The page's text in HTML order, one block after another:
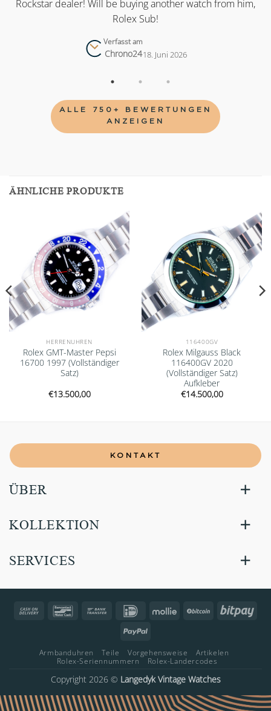
Rockstar dealer! Will be buying another watch from him,
Rolex Sub!
Verfasst am
Chrono2418. Juni 2026
ALLE 750+ BEWERTUNGEN
ANZEIGEN
ÄHNLICHE PRODUKTE
Add to
wishlist
HERRENUHREN
Rolex GMT-Master Pepsi
16700 1997 (Vollständiger
Satz)
€13.500,00
Add to
wishlist
116400GV
Rolex Milgauss Black
116400GV 2020
(Vollständiger Satz)
Aufkleber
€14.500,00
KONTAKT
ÜBER
KOLLEKTION
SERVICES
Cash
Bancontact Bank
IDeal Mollie BitCoin
PayPal
Armbanduhren Teile Vorgehensweise
Artikelen
Rolex-Seriennummern
Rolex-Landercodes
Copyright 2026 © Langedyk Vintage Watches